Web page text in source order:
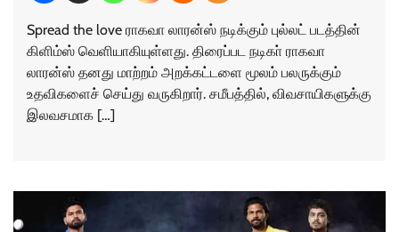
Spread the love ராகவா லாரன்ஸ் நடிக்கும் புல்லட் படத்தின்
கிளிம்ஸ் வெளியாகியுள்ளது. திரைப்பட நடிகா் ராகவா
லாரன்ஸ் தனது மாற்றம் அறக்கட்டளை மூலம் பலருக்கும்
உதவிகளைச் செய்து வருகிறார். சமீபத்தில், விவசாயிகளுக்கு
இலவசமாக […]